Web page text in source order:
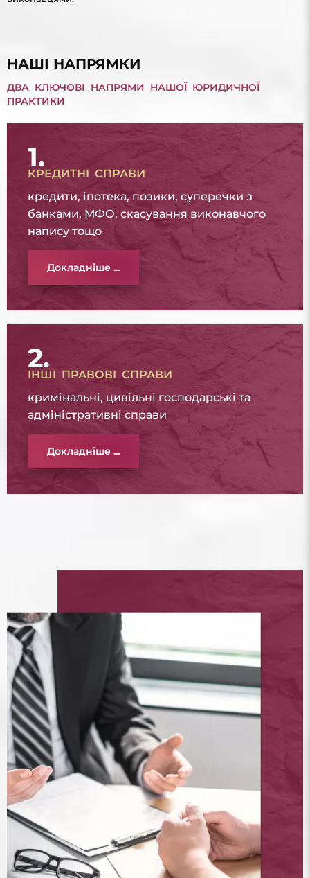
НАШІ НАПРЯМКИ
ДВА КЛЮЧОВІ НАПРЯМИ НАШОЇ ЮРИДИЧНОЇ
ПРАКТИКИ
1.
КРЕДИТНІ СПРАВИ
кредити, іпотека, позики, суперечки з
банками, МФО, скасування виконавчого
напису тощо
Докладніше ...
2.
ІНШІ ПРАВОВІ СПРАВИ
кримінальні, цивільні господарські та
адміністративні справи
Докладніше ...